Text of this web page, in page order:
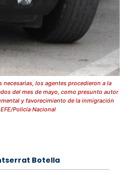
necesarias, los agentes procedieron a la
del mes de mayo, como presunto autor
y favorecimiento de la inmigración
Policía Nacional
Botella